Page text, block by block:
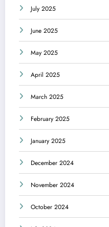
July 2025
June 2025
May 2025
April 2025
March 2025
February 2025
January 2025
December 2024
November 2024
October 2024